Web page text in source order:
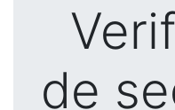
de